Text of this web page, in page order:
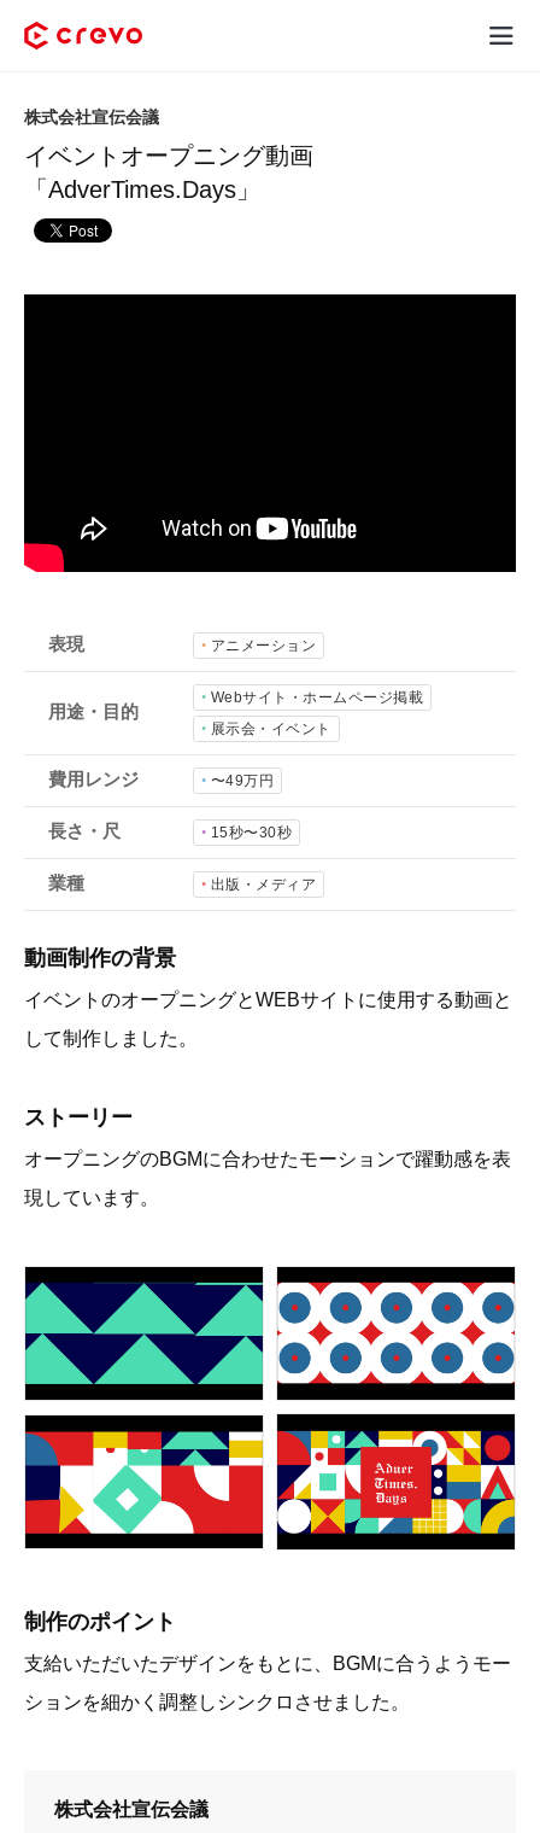
Crevoとは
採用コンテンツ制作
サービス
制作実績
会社概要
- 動画に関するご相談はこちら -
お問合わせ・無料見積もり
イベントオープニング動画
「AdverTimes.Days」
株式会社宣伝会議
表現 アニメーション
用途・目的
Webサイト・ホームページ掲載
展示会・イベント
費用レンジ 〜49万円
長さ・尺 15秒〜30秒
業種 出版・メディア
動画制作の背景
イベントのオープニングとWEBサイトに使用する動画と
して制作しました。
ストーリー
オープニングのBGMに合わせたモーションで躍動感を表
現しています。
制作のポイント
支給いただいたデザインをもとに、BGMに合うようモー
ションを細かく調整しシンクロさせました。
株式会社宣伝会議